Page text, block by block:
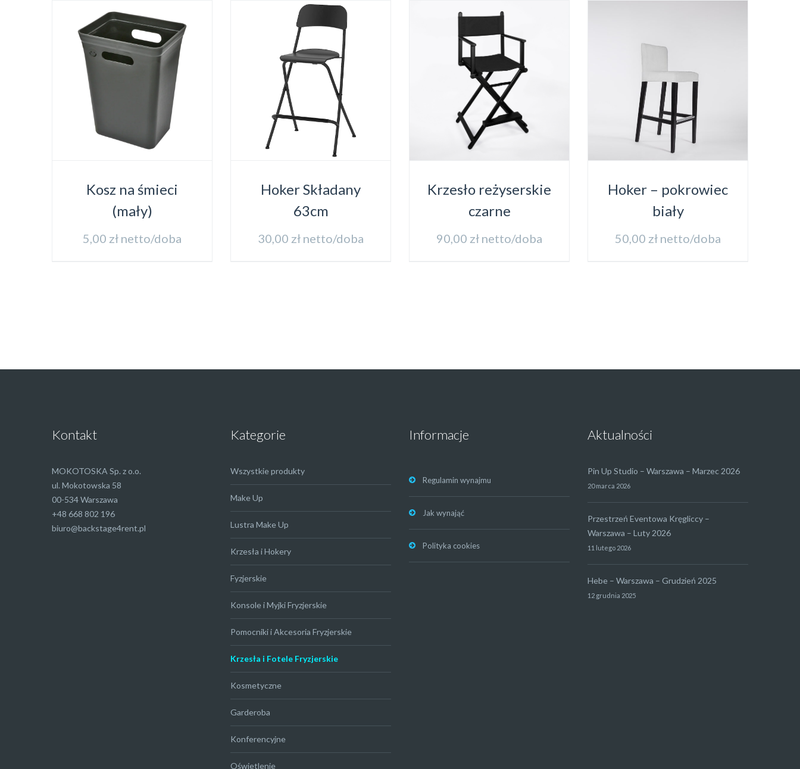
Kosz na śmieci
(mały)
5,00 zł netto/doba
Hoker Składany
63cm
30,00 zł netto/doba
Krzesło reżyserskie
czarne
90,00 zł netto/doba
Hoker – pokrowiec
biały
50,00 zł netto/doba
Kontakt
MOKOTOSKA Sp. z o.o.
ul. Mokotowska 58
00-534 Warszawa
+48 668 802 196
biuro@backstage4rent.pl
Kategorie
Wszystkie produkty
Make Up
Lustra Make Up
Krzesła i Hokery
Fyzjerskie
Konsole i Myjki Fryzjerskie
Pomocniki i Akcesoria Fryzjerskie
Krzesła i Fotele Fryzjerskie
Kosmetyczne
Garderoba
Konferencyjne
Oświetlenie
Informacje
Regulamin wynajmu
Jak wynająć
Polityka cookies
Aktualności
Pin Up Studio – Warszawa – Marzec 2026
20 marca 2026
Przestrzeń Eventowa Kręgliccy –
Warszawa – Luty 2026
11 lutego 2026
Hebe – Warszawa – Grudzień 2025
12 grudnia 2025